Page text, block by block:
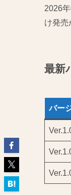
2026
け発売
最新
バー